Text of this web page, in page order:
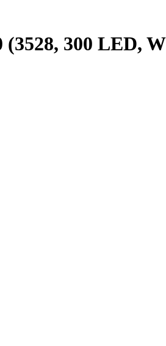
(3528, 300 LED,